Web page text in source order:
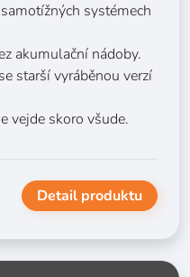
systémech
akumulační nádoby.
starší vyráběnou verzí
vejde skoro všude.
Detail produktu